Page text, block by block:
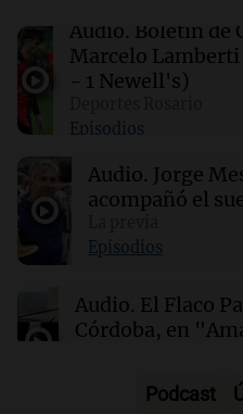
Clima en Salta:
lunes 10 de agosto
Clima en Tucumán:
00:22
Clima en Mendoza:
este lunes 10 de agosto
Audio. Boletín de
Marcelo Lamberti
- 1 Newell's)
Episodios
Audio. Jorge
acompañó el
Episodios
Audio. El Flaco
Córdoba, en
Podcast